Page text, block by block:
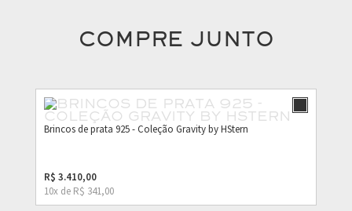
COMPRE JUNTO
Brincos de prata 925 - Coleção Gravity by HStern
R$ 3.410,00
10x de R$ 341,00